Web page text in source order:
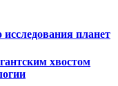
планет
хвостом